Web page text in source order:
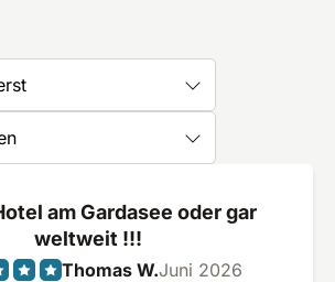
am Gardasee oder gar
weltweit !!!
Thomas W.Juni 2026